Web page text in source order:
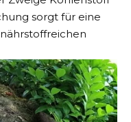
sorgt für eine